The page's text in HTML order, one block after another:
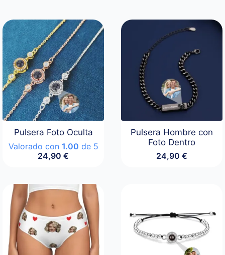
Pulsera Foto Oculta
Valorado con 1.00 de 5
24,90€
Pulsera Hombre con
Foto Dentro
24,90 €